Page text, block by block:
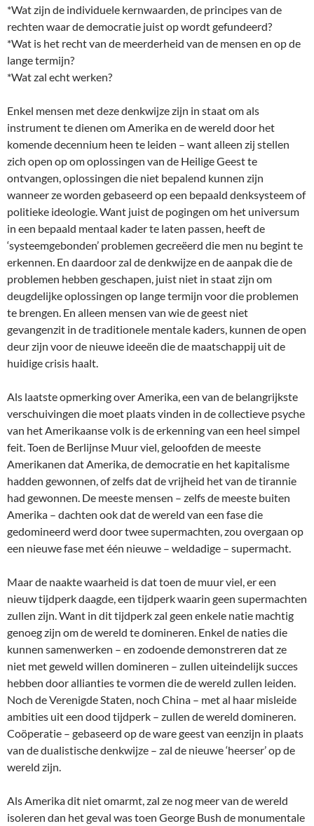
*Wat zijn de individuele kernwaarden, de principes van de
rechten waar de democratie juist op wordt gefundeerd?
*Wat is het recht van de meerderheid van de mensen en op de
lange termijn?
*Wat zal echt werken?
Enkel mensen met deze denkwijze zijn in staat om als
instrument te dienen om Amerika en de wereld door het
komende decennium heen te leiden – want alleen zij stellen
zich open op om oplossingen van de Heilige Geest te
ontvangen, oplossingen die niet bepalend kunnen zijn
wanneer ze worden gebaseerd op een bepaald denksysteem of
politieke ideologie. Want juist de pogingen om het universum
in een bepaald mentaal kader te laten passen, heeft de
‘systeemgebonden’ problemen gecreëerd die men nu begint te
erkennen. En daardoor zal de denkwijze en de aanpak die de
problemen hebben geschapen, juist niet in staat zijn om
deugdelijke oplossingen op lange termijn voor die problemen
te brengen. En alleen mensen van wie de geest niet
gevangenzit in de traditionele mentale kaders, kunnen de open
deur zijn voor de nieuwe ideeën die de maatschappij uit de
huidige crisis haalt.
Als laatste opmerking over Amerika, een van de belangrijkste
verschuivingen die moet plaats vinden in de collectieve psyche
van het Amerikaanse volk is de erkenning van een heel simpel
feit. Toen de Berlijnse Muur viel, geloofden de meeste
Amerikanen dat Amerika, de democratie en het kapitalisme
hadden gewonnen, of zelfs dat de vrijheid het van de tirannie
had gewonnen. De meeste mensen – zelfs de meeste buiten
Amerika – dachten ook dat de wereld van een fase die
gedomineerd werd door twee supermachten, zou overgaan op
een nieuwe fase met één nieuwe – weldadige – supermacht.
Maar de naakte waarheid is dat toen de muur viel, er een
nieuw tijdperk daagde, een tijdperk waarin geen supermachten
zullen zijn. Want in dit tijdperk zal geen enkele natie machtig
genoeg zijn om de wereld te domineren. Enkel de naties die
kunnen samenwerken – en zodoende demonstreren dat ze
niet met geweld willen domineren – zullen uiteindelijk succes
hebben door allianties te vormen die de wereld zullen leiden.
Noch de Verenigde Staten, noch China – met al haar misleide
ambities uit een dood tijdperk – zullen de wereld domineren.
Coöperatie – gebaseerd op de ware geest van eenzijn in plaats
van de dualistische denkwijze – zal de nieuwe ‘heerser’ op de
wereld zijn.
Als Amerika dit niet omarmt, zal ze nog meer van de wereld
isoleren dan het geval was toen George Bush de monumentale